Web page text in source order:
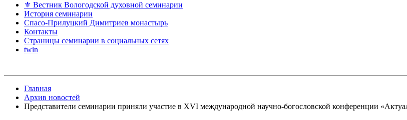
⚜ Вестник Вологодской духовной семинарии
История семинарии
Спасо-Прилуцкий Димитриев монастырь
Контакты
Страницы семинарии в социальных сетях
twin
Главная
Архив новостей
Представители семинарии приняли участие в ХVI международной научно-богословской конференции